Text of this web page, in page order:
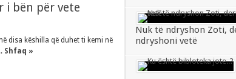
i bën për vete
disa këshilla që duhet ti kemi në
Shfaq »
Nuk të ndryshon Zoti,
ndryshoni vetë